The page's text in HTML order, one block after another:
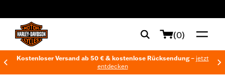
(0)
Kostenloser Versand ab 50 € & kostenlose Rücksendung – jetzt
entdecken